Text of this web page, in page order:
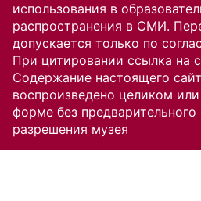
использования в
распространения в СМИ.
допускается только по
При цитировании ссылка на
Содержание настоящего
воспроизведено целиком
форме без предварительного
разрешения музея